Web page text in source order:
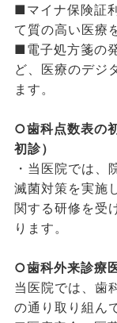
■マイナ保険証
て質の高い医療
■電子処方箋の
ど、医療のデジ
ます。
○歯科点数表の
初診）
・当医院では、
滅菌対策を実施
関する研修を受
ります。
○歯科外来診療
当医院では、歯
の通り取り組ん